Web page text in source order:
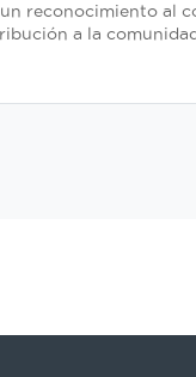
reconocimiento al
a la comunidad